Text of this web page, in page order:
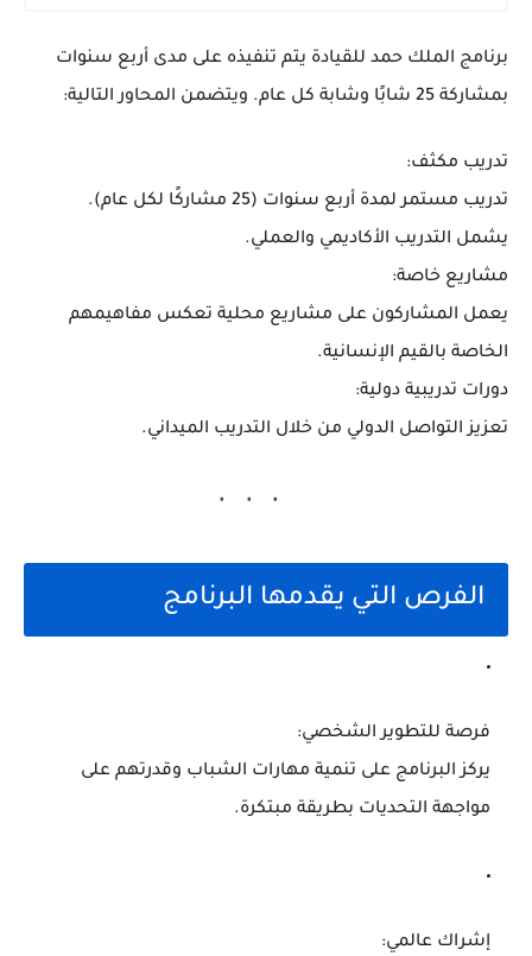
برنامج الملك حمد للقيادة يتم تنفيذه على مدى أربع سنوات
بمشاركة 25 شابًا وشابة كل عام. ويتضمن المحاور التالية:
تدريب مكثف:
تدريب مستمر لمدة أربع سنوات (25 مشاركًا لكل عام).
يشمل التدريب الأكاديمي والعملي.
مشاريع خاصة:
يعمل المشاركون على مشاريع محلية تعكس مفاهيمهم
الخاصة بالقيم الإنسانية.
دورات تدريبية دولية:
تعزيز التواصل الدولي من خلال التدريب الميداني.
الفرص التي يقدمها البرنامج
فرصة للتطوير الشخصي:
يركز البرنامج على تنمية مهارات الشباب وقدرتهم على
مواجهة التحديات بطريقة مبتكرة.
إشراك عالمي: